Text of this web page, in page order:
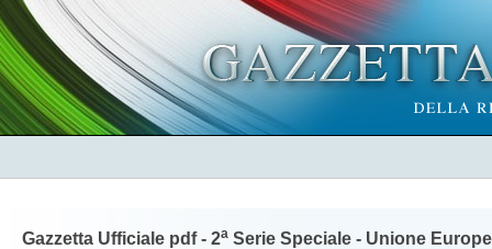
Gazzetta Ufficiale pdf - 2a Serie Speciale - Unione